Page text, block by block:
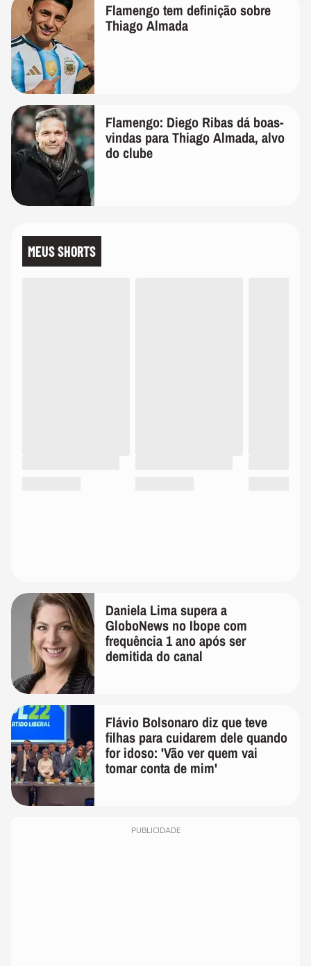
Flamengo tem definição sobre
Thiago Almada
Flamengo: Diego Ribas dá boas-
vindas para Thiago Almada, alvo
do clube
MEUS SHORTS
Daniela Lima supera a
GloboNews no Ibope com
frequência 1 ano após ser
demitida do canal
Flávio Bolsonaro diz que teve
filhas para cuidarem dele quando
for idoso: 'Vão ver quem vai
tomar conta de mim'
PUBLICIDADE